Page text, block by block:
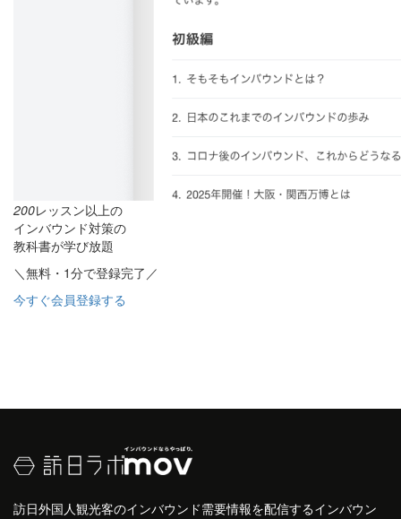
200レッスン以上の
インバウンド対策の
教科書が学び放題
＼無料・1分で登録完了／
今すぐ会員登録する
訪日外国人観光客のインバウンド需要情報を配信するインバウン